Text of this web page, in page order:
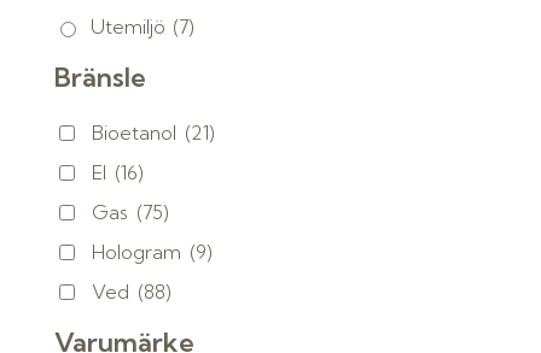
Utemiljö (7)
Bränsle
Bioetanol (21)
El (16)
Gas (75)
Hologram (9)
Ved (88)
Varumärke